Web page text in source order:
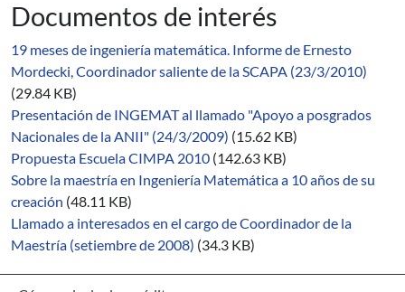
Documentos de interés
19 meses de ingeniería matemática. Informe de Ernesto
Mordecki, Coordinador saliente de la SCAPA (23/3/2010)
(29.84 KB)
Presentación de INGEMAT al llamado "Apoyo a posgrados
Nacionales de la ANII" (24/3/2009) (15.62 KB)
Propuesta Escuela CIMPA 2010 (142.63 KB)
Sobre la maestría en Ingeniería Matemática a 10 años de su
creación (48.11 KB)
Llamado a interesados en el cargo de Coordinador de la
Maestría (setiembre de 2008) (34.3 KB)